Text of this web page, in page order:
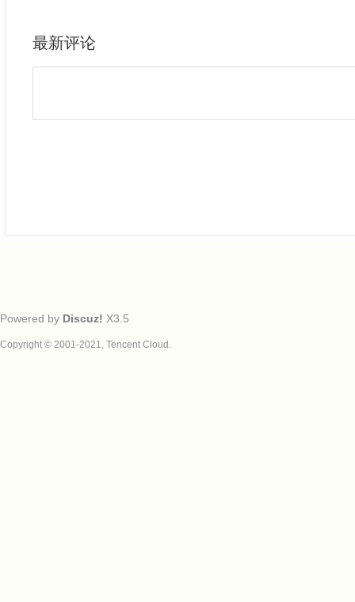
最新评论
Powered by Discuz! X3.5
Copyright © 2001-2021, Tencent Cloud.